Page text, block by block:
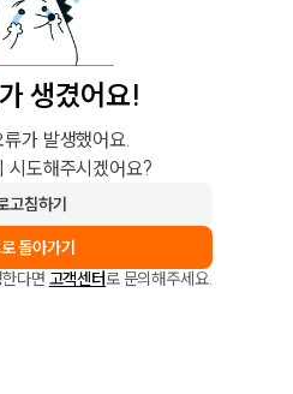
생겼어요!
가 발생했어요.
시도해주시겠어요?
고침하기
돌아가기
다면 고객센터로 문의해주세요.